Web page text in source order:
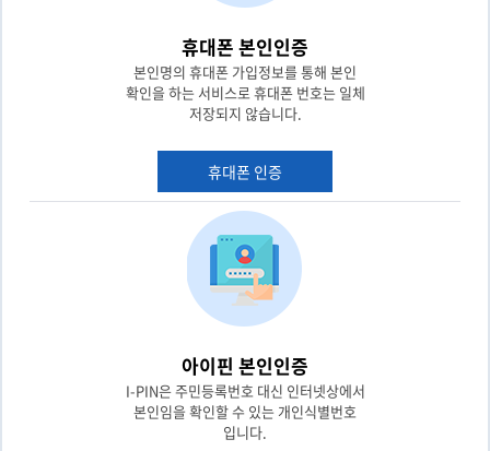
휴대폰 본인인증
본인명의 휴대폰 가입정보를 통해 본인
확인을 하는 서비스로 휴대폰 번호는 일체
저장되지 않습니다.
휴대폰 인증
아이핀 본인인증
I-PIN은 주민등록번호 대신 인터넷상에서
본인임을 확인할 수 있는 개인식별번호
입니다.